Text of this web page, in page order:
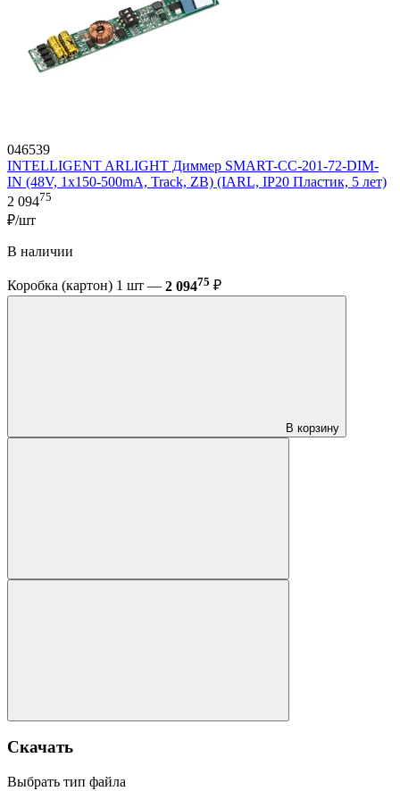
046539
INTELLIGENT ARLIGHT Диммер SMART-CC-201-72-DIM-
IN (48V, 1x150-500mA, Track, ZB) (IARL, IP20 Пластик, 5 лет)
2 09475
₽/шт
В наличии
Коробка (картон) 1 шт — 2 09475 ₽
В корзину
Скачать
Выбрать тип файла